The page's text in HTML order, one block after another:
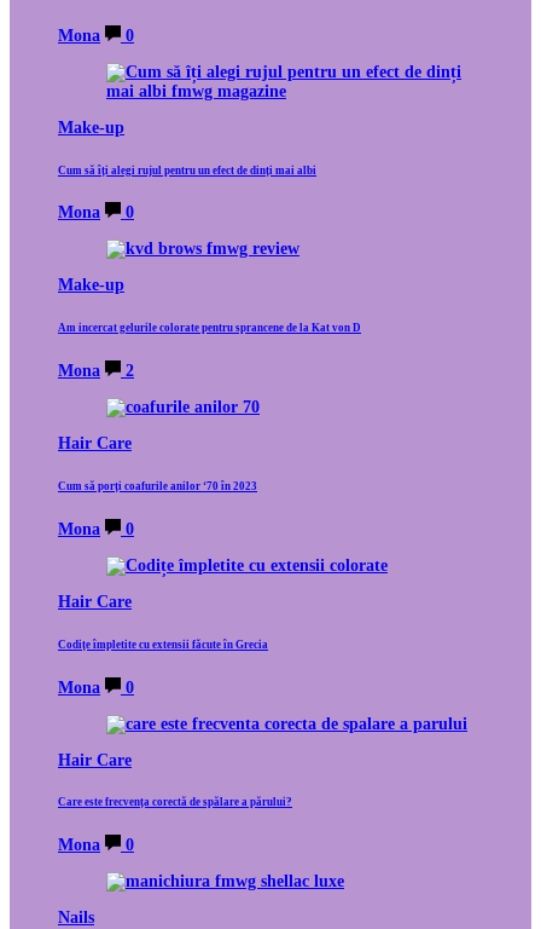
Mona 0
Make-up
Cum să îți alegi rujul pentru un efect de dinți mai albi
Mona 0
Make-up
Am incercat gelurile colorate pentru sprancene de la Kat von D
Mona 2
Hair Care
Cum să porți coafurile anilor ‘70 în 2023
Mona 0
Hair Care
Codițe împletite cu extensii făcute în Grecia
Mona 0
Hair Care
Care este frecvența corectă de spălare a părului?
Mona 0
Nails